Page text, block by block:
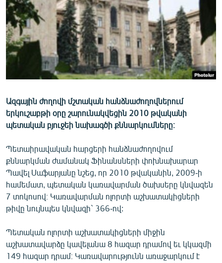
ՄՇԱԿՈՒՅԹ
ՍՊՈՐՏ
ՄԵԿՆԱԲԱՆՈՒԹՅՈՒՆ
ՏՏ ԵՒ ԻՆՏԵՐՆԵՏ
ԱՐԽԻՎ
ՏԵՍԱՆՅՈՒԹԵՐ
ՁԳՏԵԼՈՎ ԼԱՎԱԳՈՒՅՆԻՆ
ՓՈԴՔԱՍԹ
Հայերեն
Русский
ՀԵՏԵՎԵՔ ՄԵԶ
Ազգային ժողովի մշտական հանձնաժողովներում
երկուշաբթի օրը շարունակվեցին 2010 թվականի
պետական բյուջեի նախագծի քննարկումները։
Պետաիրավական հարցերի հանձնաժողովում
քննարկման ժամանակ Ֆինանսների փոխնախարար
Պավել Սաֆարյանը նշեց, որ 2010 թվականին, 2009-ի
համեմատ, պետական կառավարման ծախսերը կնվազեն
7 տոկոսով։ Կառավարման ոլորտի աշխատակիցների
թիվը նույնպես կնվազի` 366-ով:
Պետական ոլորտի աշխատակիցների միջին
աշխատավարձը կավելանա 8 հազար դրամով եւ կկազմի
149 հազար դրամ։ Կառավարությունն առաջարկում է